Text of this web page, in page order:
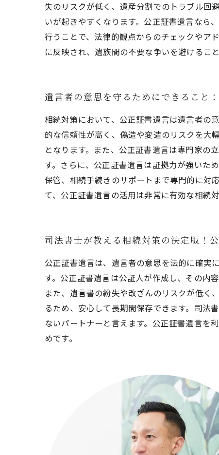
失のリスクが低く、遺産分割でのトラブル回
いが起きやすくなります。公正証書遺言なら
行うことで、法律的観点からのチェックやア
に反映され、遺族間の不要な争いを避けるこ
遺言者の意思を守るためにできること
相続対策において、公正証書遺言は遺言者の
的な信頼性が高く、偽造や変造のリスクを大
となります。また、公正証書遺言は専門家の
す。さらに、公正証書遺言は証拠力が強いた
保管、相続手続きのサポートまで専門的に対
て、公正証書遺言の活用は非常に有効な相続
司法書士が教える相続対策の決定版！
公正証書遺言は、遺言者の意思を法的に確実
す。公正証書遺言は公証人が作成し、その内
また、遺言書の紛失や改ざんのリスクが低く
るため、安心して長期間保存できます。司法
ないパートナーと言えます。公正証書遺言を
めです。